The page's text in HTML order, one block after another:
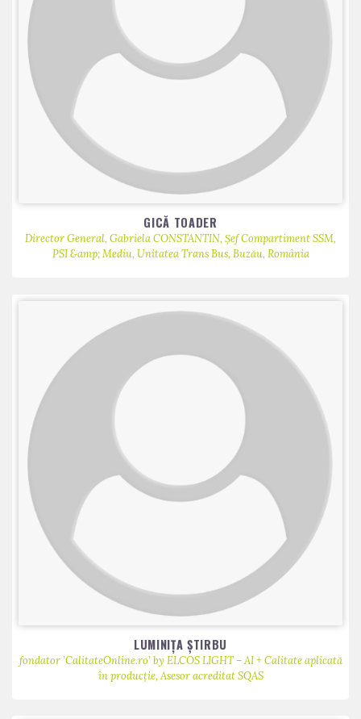
GICĂ TOADER
Director General, Gabriela CONSTANTIN, Șef Compartiment SSM,
PSI &amp; Mediu, Unitatea Trans Bus, Buzău, România
LUMINIȚA ȘTIRBU
fondator ’CalitateOnline.ro’ by ELCOS LIGHT – AI + Calitate aplicată
în producție, Asesor acreditat SQAS